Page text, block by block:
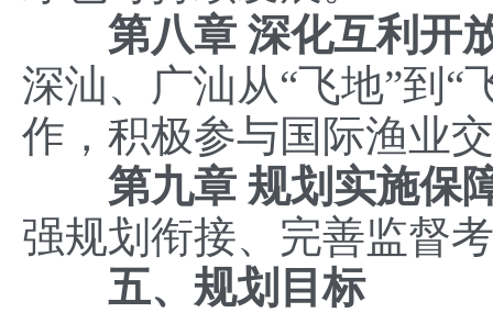
第八章 深化互利开
深汕、广汕从“飞地”到“
作，积极参与国际渔业
第九章 规划实施保
强规划衔接、完善监督
五、规划目标